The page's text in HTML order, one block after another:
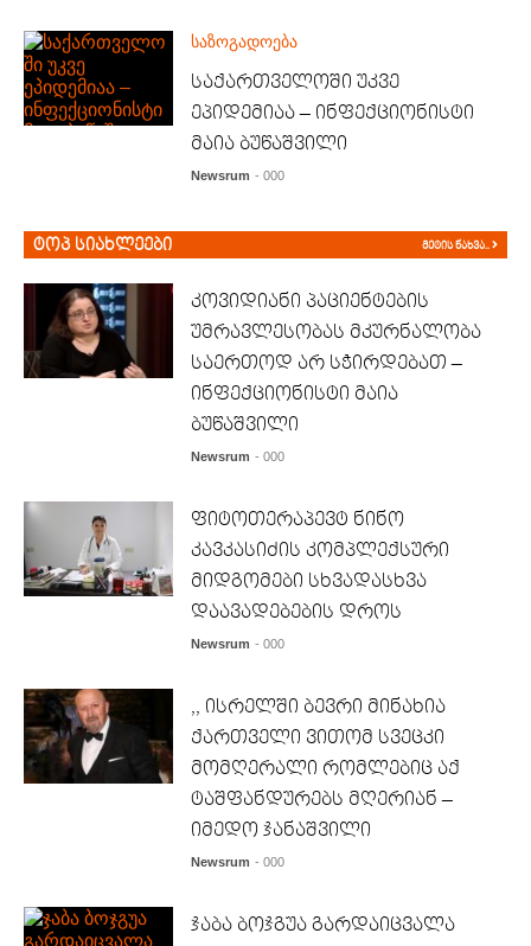
საზოგადოება
საქართველოში უკვე
ეპიდემიაა – ინფექციონისტი
მაია ბუწაშვილი
Newsrum - 000
ტოპ სიახლეები მეტის ნახვა..
კოვიდიანი პაციენტების
უმრავლესობას მკურნალობა
საერთოდ არ სჭირდებათ –
ინფექციონისტი მაია
ბუწაშვილი
Newsrum - 000
ფიტოთერაპევტ ნინო
კავკასიძის კომპლექსური
მიდგომები სხვადასხვა
დაავადებების დროს
Newsrum - 000
,, ისრელში ბევრი მინახია
ქართველი ვითომ სვეცკი
მომღერალი რომლებიც აქ
ტაშფანდურებს მღერიან –
იმედო ჯანაშვილი
Newsrum - 000
ჯაბა ბოჯგუა გარდაიცვალა